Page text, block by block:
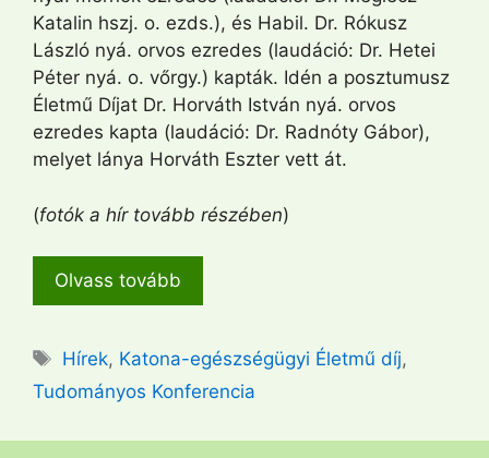
Katalin hszj. o. ezds.), és Habil. Dr. Rókusz
László nyá. orvos ezredes (laudáció: Dr. Hetei
Péter nyá. o. vőrgy.) kapták. Idén a posztumusz
Életmű Díjat Dr. Horváth István nyá. orvos
ezredes kapta (laudáció: Dr. Radnóty Gábor),
melyet lánya Horváth Eszter vett át.
(fotók a hír tovább részében)
Olvass tovább
Címkék
Hírek, Katona-egészségügyi Életmű díj,
Tudományos Konferencia